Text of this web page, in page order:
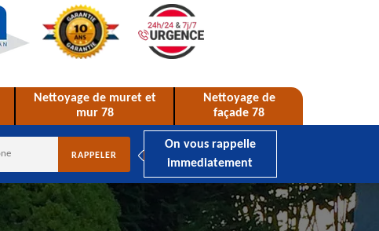
Nettoyage de muret et
mur 78
Nettoyage de
façade 78
On vous rappelle
immediatement